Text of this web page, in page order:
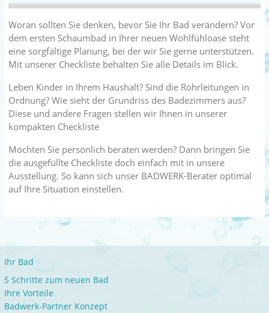
Woran sollten Sie denken, bevor Sie Ihr Bad verändern? Vor
dem ersten Schaumbad in Ihrer neuen Wohlfühloase steht
eine sorgfältige Planung, bei der wir Sie gerne unterstützen.
Mit unserer Checkliste behalten Sie alle Details im Blick.
Leben Kinder in Ihrem Haushalt? Sind die Rohrleitungen in
Ordnung? Wie sieht der Grundriss des Badezimmers aus?
Diese und andere Fragen stellen wir Ihnen in unserer
kompakten Checkliste
Möchten Sie persönlich beraten werden? Dann bringen Sie
die ausgefüllte Checkliste doch einfach mit in unsere
Ausstellung. So kann sich unser BADWERK-Berater optimal
auf Ihre Situation einstellen.
Ihr Bad
5 Schritte zum neuen Bad
Ihre Vorteile
Badwerk-Partner Konzept